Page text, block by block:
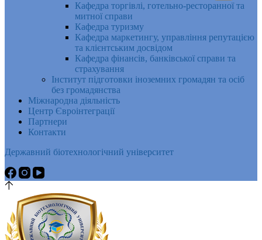
Кафедра торгівлі, готельно-ресторанної та
митної справи
Кафедра туризму
Кафедра маркетингу, управління репутацією
та клієнтським досвідом
Кафедра фінансів, банківської справи та
страхування
Інститут підготовки іноземних громадян та осіб
без громадянства
Міжнародна діяльність
Центр Євроінтеграції
Партнери
Контакти
Державний біотехнологічний університет